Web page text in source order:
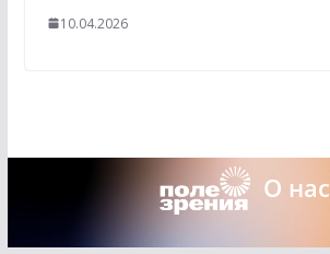
10.04.2026
О нас